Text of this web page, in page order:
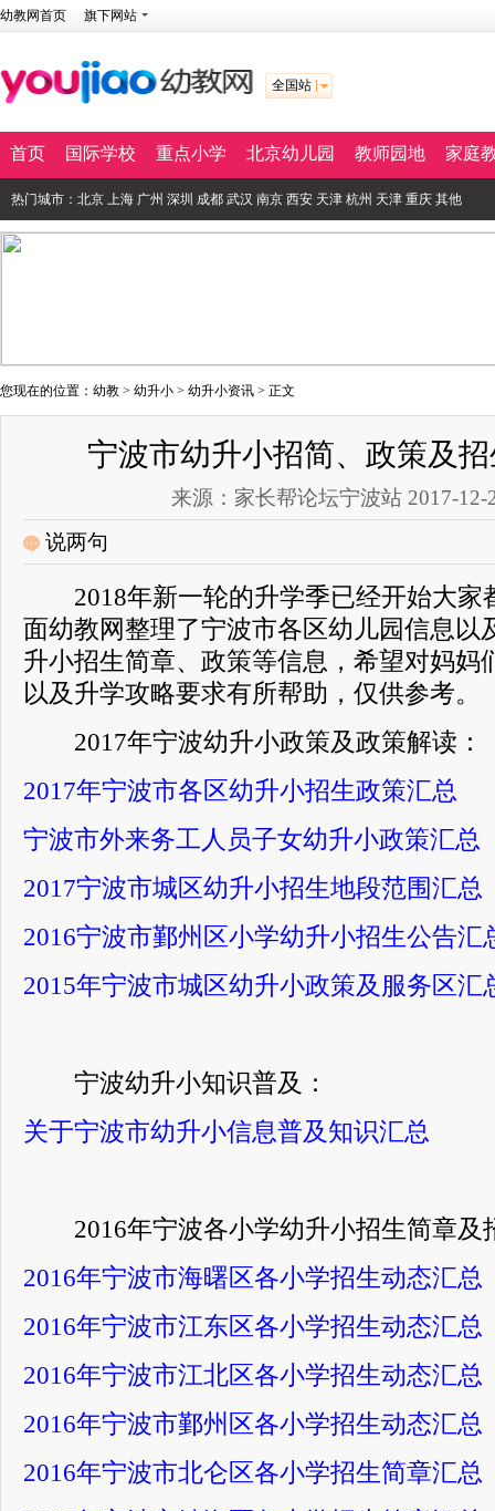
幼教网首页 旗下网站
全国站
首页 国际学校 重点小学 北京幼儿园 教师园地 家庭
热门城市： 北京 上海 广州 深圳 成都 武汉 南京 西安 天津 杭州 天津 重庆 其他
您现在的位置： 幼教 > 幼升小 > 幼升小资讯 > 正文
宁波市幼升小招简、政策及
来源：家长帮论坛宁波站 2017-12-
说两句
2018年新一轮的升学季已经开始大家
面幼教网整理了宁波市各区幼儿园信息以
升小招生简章、政策等信息，希望对妈妈
以及升学攻略要求有所帮助，仅供参考。
2017年宁波幼升小政策及政策解读：
2017年宁波市各区幼升小招生政策汇总
宁波市外来务工人员子女幼升小政策汇总
2017宁波市城区幼升小招生地段范围汇总
2016宁波市鄞州区小学幼升小招生公告汇
2015年宁波市城区幼升小政策及服务区汇
宁波幼升小知识普及：
关于宁波市幼升小信息普及知识汇总
2016年宁波各小学幼升小招生简章及
2016年宁波市海曙区各小学招生动态汇总
2016年宁波市江东区各小学招生动态汇总
2016年宁波市江北区各小学招生动态汇总
2016年宁波市鄞州区各小学招生动态汇总
2016年宁波市北仑区各小学招生简章汇总